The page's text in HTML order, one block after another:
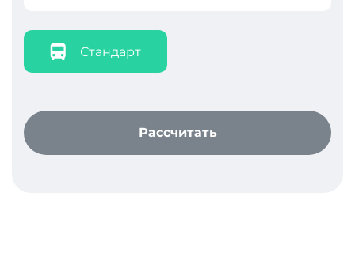
Стандарт
Рассчитать